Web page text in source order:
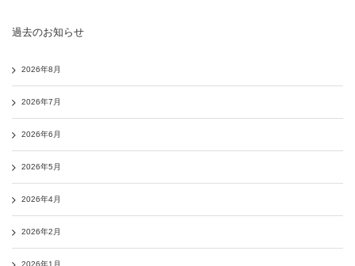
過去のお知らせ
2026年8月
2026年7月
2026年6月
2026年5月
2026年4月
2026年2月
2026年1月